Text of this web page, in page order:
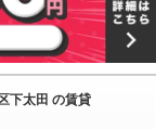
下太田 の賃貸